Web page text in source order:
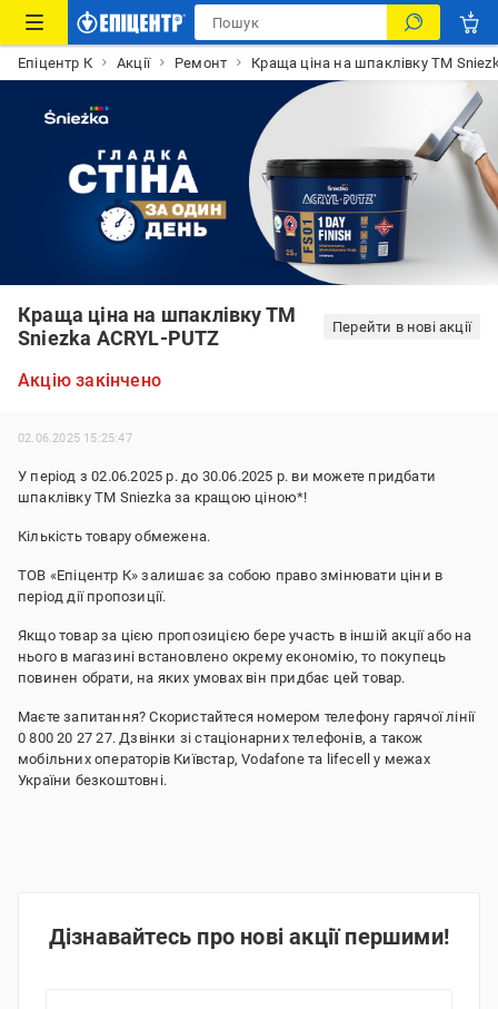
Епіцентр К Акції Ремонт Краща ціна на шпаклівку ТМ
Краща ціна на шпаклівку ТМ
Sniezka ACRYL-PUTZ
Перейти в нові акції
Акцію закінчено
02.06.2025 15:25:47
У період з 02.06.2025 р. до 30.06.2025 р. ви можете придбати
шпаклівку ТМ Sniezka за кращою ціною*!
Кількість товару обмежена.
ТОВ «Епіцентр К» залишає за собою право змінювати ціни в
період дії пропозиції.
Якщо товар за цією пропозицією бере участь в іншій акції або на
нього в магазині встановлено окрему економію, то покупець
повинен обрати, на яких умовах він придбає цей товар.
Маєте запитання? Скористайтеся номером телефону гарячої лінії
0 800 20 27 27. Дзвінки зі стаціонарних телефонів, а також
мобільних операторів Київстар, Vodafone та lifecell у межах
України безкоштовні.
Дізнавайтесь про нові акції першими!